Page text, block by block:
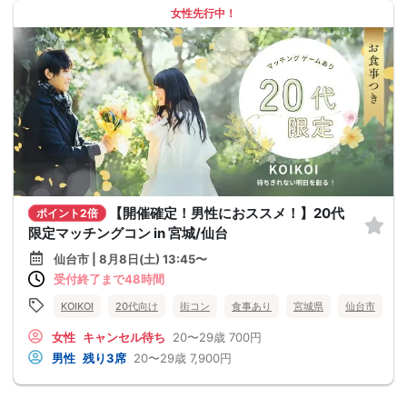
女性先行中！
ポイント2倍
【開催確定！男性におススメ！】20代
限定マッチングコン in 宮城/仙台
仙台市 | 8月8日(土) 13:45〜
受付終了まで48時間
KOIKOI 20代向け 街コン 食事あり 宮城県 仙台市
女性 キャンセル待ち 20〜29歳 700円
男性 残り3席 20〜29歳 7,900円